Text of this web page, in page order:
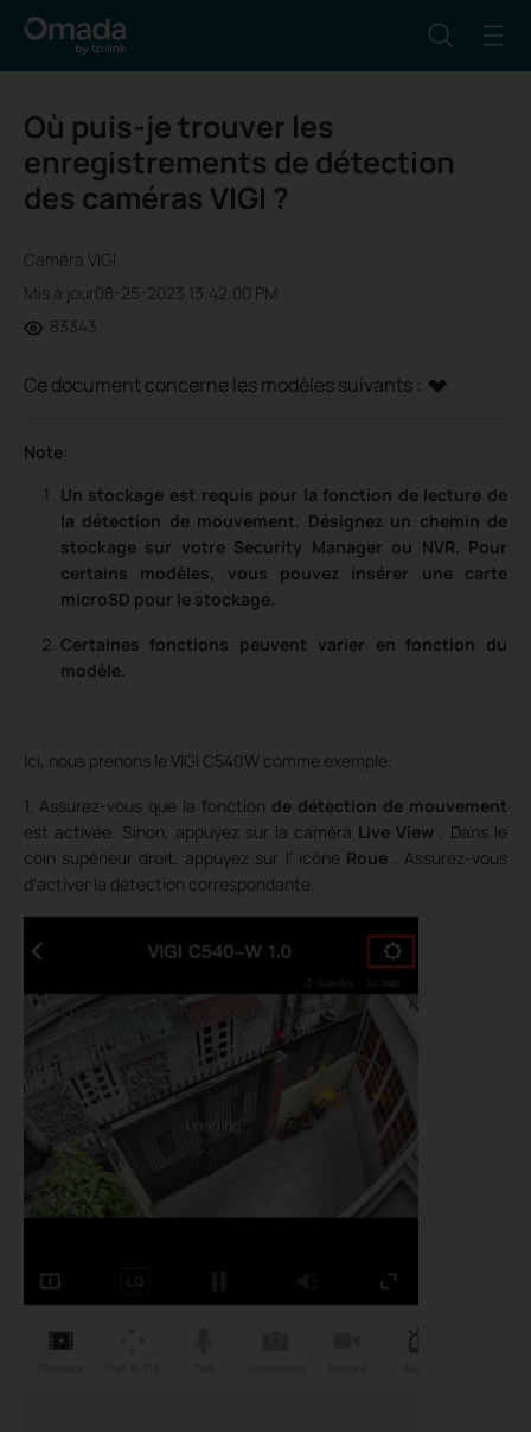
Où puis-je trouver les
enregistrements de détection
des caméras VIGI ?
Caméra VIGI
Mis à jour08-25-2023 13:42:00 PM
83343
Ce document concerne les modèles suivants :
Note:
Un stockage est requis pour la fonction de lecture de
la détection de mouvement. Désignez un chemin de
stockage sur votre Security Manager ou NVR. Pour
certains modèles, vous pouvez insérer une carte
microSD pour le stockage.
Certaines fonctions peuvent varier en fonction du
modèle.
Ici, nous prenons le VIGI C540W comme exemple.
1. Assurez-vous que la fonction de détection de mouvement
est activée. Sinon, appuyez sur la caméra Live View . Dans le
coin supérieur droit, appuyez sur l' icône Roue. Assurez-vous
d'activer la détection correspondante.